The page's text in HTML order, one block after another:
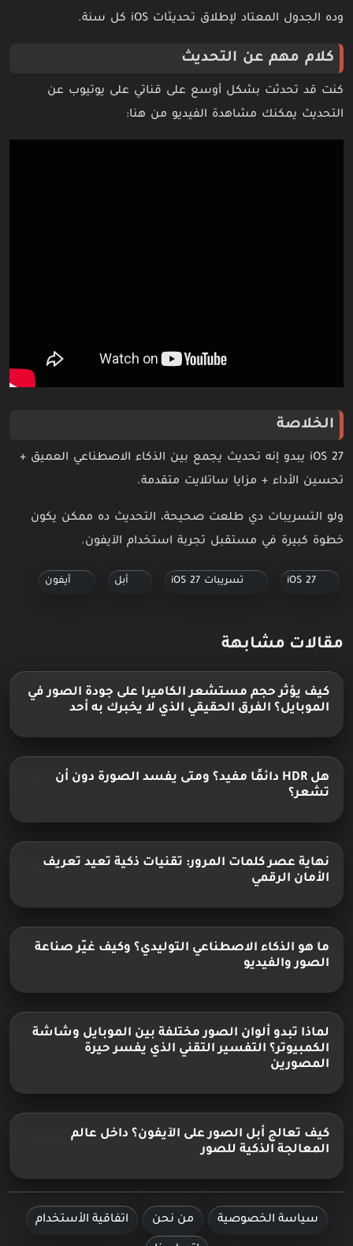
وده الجدول المعتاد لإطلاق تحديثات iOS كل سنة.
كلام مهم عن التحديث
كنت قد تحدثت بشكل أوسع على قناتي على يوتيوب عن
التحديث يمكنك مشاهدة الفيديو من هنا:
الخلاصة
iOS 27 يبدو إنه تحديث يجمع بين الذكاء الاصطناعي العميق +
تحسين الأداء + مزايا ساتلايت متقدمة.
ولو التسريبات دي طلعت صحيحة، التحديث ده ممكن يكون
خطوة كبيرة في مستقبل تجربة استخدام الآيفون.
تسريبات iOS 27 أبل أيفون
مقالات مشابهة
كيف يؤثر حجم مستشعر الكاميرا على جودة الصور في
الموبايل؟ الفرق الحقيقي الذي لا يخبرك به أحد
هل HDR دائمًا مفيد؟ ومتى يفسد الصورة دون أن
تشعر؟
نهاية عصر كلمات المرور: تقنيات ذكية تعيد تعريف
الأمان الرقمي
ما هو الذكاء الاصطناعي التوليدي؟ وكيف غيّر صناعة
الصور والفيديو
لماذا تبدو ألوان الصور مختلفة بين الموبايل وشاشة
الكمبيوتر؟ التفسير التقني الذي يفسر حيرة
المصورين
كيف تعالج أبل الصور على الآيفون؟ داخل عالم
المعالجة الذكية للصور
سياسة الخصوصية من نحن اتفاقية الأستخدام